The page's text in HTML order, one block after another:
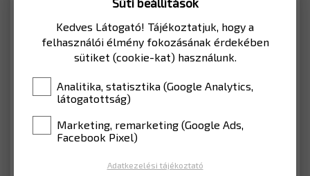
Cikkszám: CSP367TE00176A
KOSÁRBA
Kedves Látogató! Tájékoztatjuk, hogy a
felhasználói élmény fokozásának érdekében
sütiket (cookie-kat) használunk.
Analitika, statisztika (Google Analytics,
látogatottság)
Marketing, remarketing (Google Ads,
Facebook Pixel)
Adatkezelési tájékoztató